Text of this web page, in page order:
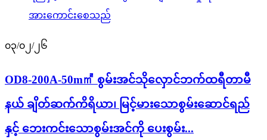
၀၃/၀၂/၂၆
OD8-200A-50m㎡ စွမ်းအင်သိုလှောင်ဘက်ထရီတာမီ
နယ် ချိတ်ဆက်ကိရိယာ၊ မြင့်မားသောစွမ်းဆောင်ရည်
နှင့် ဘေးကင်းသောစွမ်းအင်ကို ပေးစွမ်း...